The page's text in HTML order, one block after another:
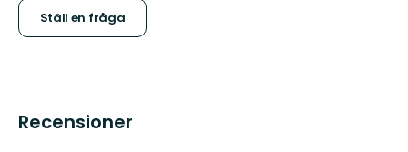
Ställ en fråga
Recensioner